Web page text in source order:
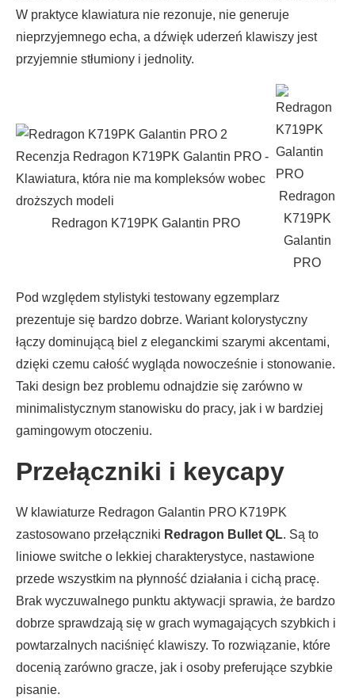
W praktyce klawiatura nie rezonuje, nie generuje
nieprzyjemnego echa, a dźwięk uderzeń klawiszy jest
przyjemnie stłumiony i jednolity.
Redragon K719PK Galantin PRO
Redragon
K719PK
Galantin
PRO
Pod względem stylistyki testowany egzemplarz
prezentuje się bardzo dobrze. Wariant kolorystyczny
łączy dominującą biel z eleganckimi szarymi akcentami,
dzięki czemu całość wygląda nowocześnie i stonowanie.
Taki design bez problemu odnajdzie się zarówno w
minimalistycznym stanowisku do pracy, jak i w bardziej
gamingowym otoczeniu.
Przełączniki i keycapy
W klawiaturze Redragon Galantin PRO K719PK
zastosowano przełączniki Redragon Bullet QL. Są to
liniowe switche o lekkiej charakterystyce, nastawione
przede wszystkim na płynność działania i cichą pracę.
Brak wyczuwalnego punktu aktywacji sprawia, że bardzo
dobrze sprawdzają się w grach wymagających szybkich i
powtarzalnych naciśnięć klawiszy. To rozwiązanie, które
docenią zarówno gracze, jak i osoby preferujące szybkie
pisanie.